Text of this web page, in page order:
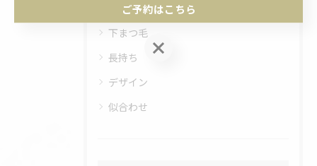
個室
下まつ毛
長持ち
デザイン
似合わせ
ご予約はこちら
ご予約はこちら